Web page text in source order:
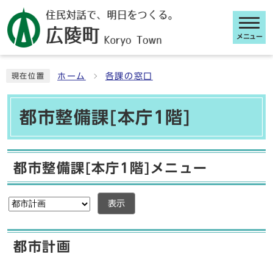
メニュー
現在位置 ホーム 各課の窓口
都市整備課[本庁1階]
都市整備課[本庁1階]メニュー
表示
都市計画